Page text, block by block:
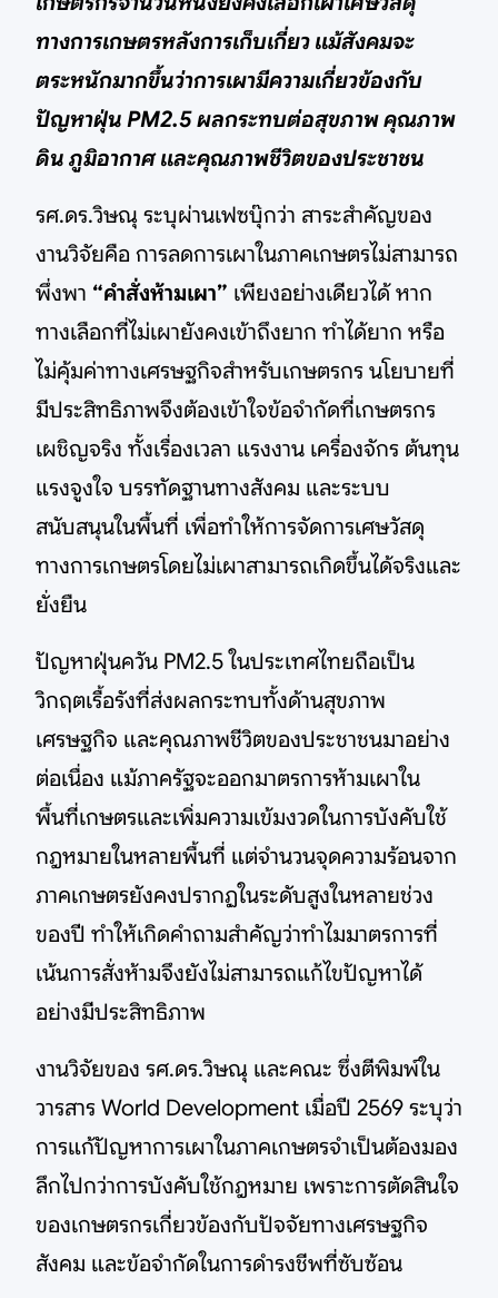
ทางการเกษตรหลังการเก็บเกี่ยว แม้สังคมจะ
ตระหนักมากขึ้นว่าการเผามีความเกี่ยวข้องกับ
ปัญหาฝุ่น PM2.5 ผลกระทบต่อสุขภาพ คุณภาพ
ดิน ภูมิอากาศ และคุณภาพชีวิตของประชาชน
รศ.ดร.วิษณุ ระบุผ่านเฟซบุ๊กว่า สาระสำคัญของ
งานวิจัยคือ การลดการเผาในภาคเกษตรไม่สามารถ
พึ่งพา “คำสั่งห้ามเผา” เพียงอย่างเดียวได้ หาก
ทางเลือกที่ไม่เผายังคงเข้าถึงยาก ทำได้ยาก หรือ
ไม่คุ้มค่าทางเศรษฐกิจสำหรับเกษตรกร นโยบายที่
มีประสิทธิภาพจึงต้องเข้าใจข้อจำกัดที่เกษตรกร
เผชิญจริง ทั้งเรื่องเวลา แรงงาน เครื่องจักร ต้นทุน
แรงจูงใจ บรรทัดฐานทางสังคม และระบบ
สนับสนุนในพื้นที่ เพื่อทำให้การจัดการเศษวัสดุ
ทางการเกษตรโดยไม่เผาสามารถเกิดขึ้นได้จริงและ
ยั่งยืน
ปัญหาฝุ่นควัน PM2.5 ในประเทศไทยถือเป็น
วิกฤตเรื้อรังที่ส่งผลกระทบทั้งด้านสุขภาพ
เศรษฐกิจ และคุณภาพชีวิตของประชาชนมาอย่าง
ต่อเนื่อง แม้ภาครัฐจะออกมาตรการห้ามเผาใน
พื้นที่เกษตรและเพิ่มความเข้มงวดในการบังคับใช้
กฎหมายในหลายพื้นที่ แต่จำนวนจุดความร้อนจาก
ภาคเกษตรยังคงปรากฏในระดับสูงในหลายช่วง
ของปี ทำให้เกิดคำถามสำคัญว่าทำไมมาตรการที่
เน้นการสั่งห้ามจึงยังไม่สามารถแก้ไขปัญหาได้
อย่างมีประสิทธิภาพ
งานวิจัยของ รศ.ดร.วิษณุ และคณะ ซึ่งตีพิมพ์ใน
วารสาร World Development เมื่อปี 2569 ระบุว่า
การแก้ปัญหาการเผาในภาคเกษตรจำเป็นต้องมอง
ลึกไปกว่าการบังคับใช้กฎหมาย เพราะการตัดสินใจ
ของเกษตรกรเกี่ยวข้องกับปัจจัยทางเศรษฐกิจ
สังคม และข้อจำกัดในการดำรงชีพที่ซับซ้อน